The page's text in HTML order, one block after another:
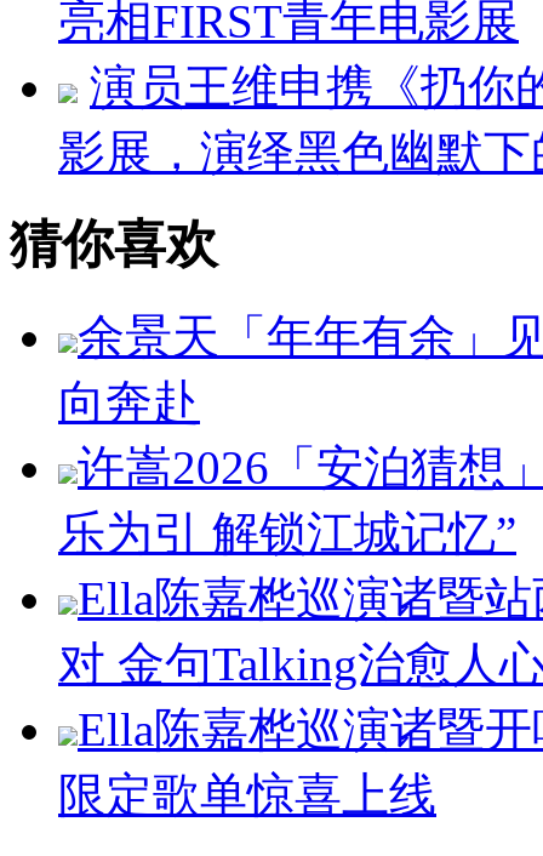
亮相FIRST青年电影展
演员王维申携《扔你
影展，演绎黑色幽默
猜你喜欢
余景天「年年有余」
向奔赴
许嵩2026「安泊猜想
乐为引 解锁江城记忆”
Ella陈嘉桦巡演诸暨
对 金句Talking治愈人
Ella陈嘉桦巡演诸暨
限定歌单惊喜上线